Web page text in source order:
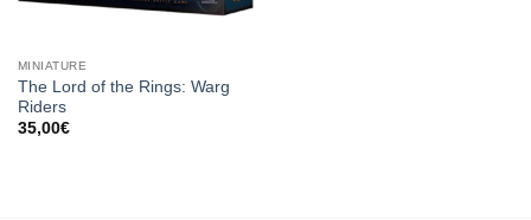
MINIATURE
The Lord of the Rings: Warg
Riders
35,00€